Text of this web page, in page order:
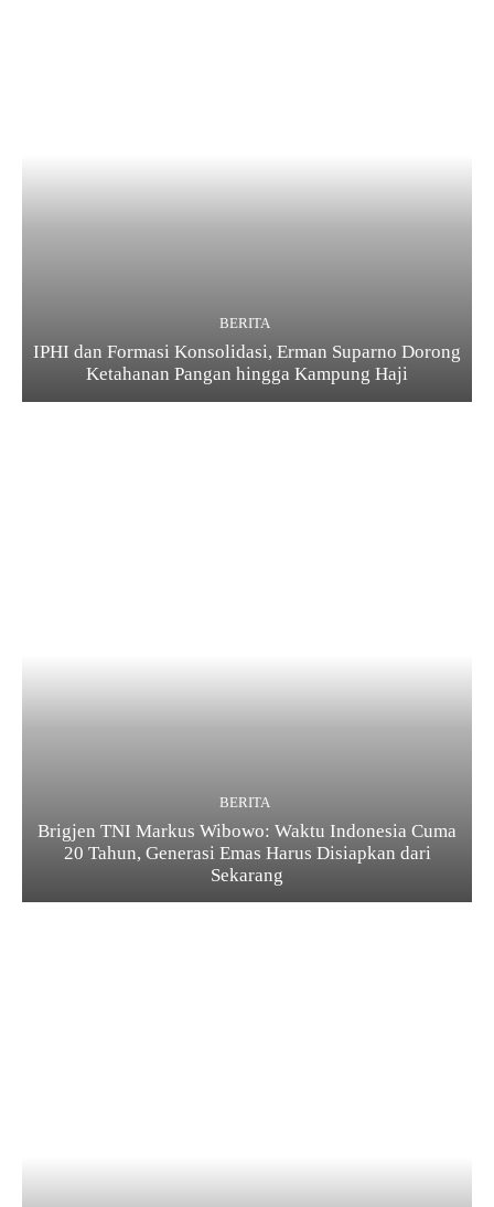
BERITA
IPHI dan Formasi Konsolidasi, Erman Suparno Dorong
Ketahanan Pangan hingga Kampung Haji
BERITA
Brigjen TNI Markus Wibowo: Waktu Indonesia Cuma
20 Tahun, Generasi Emas Harus Disiapkan dari
Sekarang